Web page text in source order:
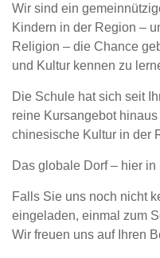
Wir sind ein
Kindern in der Region –
Religion – die Chance
und Kultur kennen zu
Die Schule hat sich seit
reine Kursangebot
chinesische Kultur in der
Das globale Dorf – hier in
Falls Sie uns noch nicht
eingeladen, einmal zum
Wir freuen uns auf Ihren